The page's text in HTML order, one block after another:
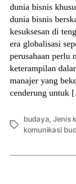
dunia bisnis
dunia bisnis
kesuksesan di
era globalisasi
perusahaan perlu
keterampilan
manajer yang
cenderung untuk
Tags
budaya, Jenis
komunikasi